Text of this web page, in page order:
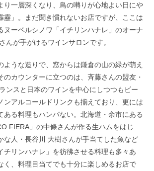
り一層深くなり、鳥の囀りが心地よい日にや
靂」。まだ聞き慣れないお店ですが、ここは
ヌーベルシノワ「イチリンハナレ」のオーナ
んが手がけるワインサロンです。
ような造りで、窓からは鎌倉の山の緑が萌え
のカウンターに立つのは、斉藤さんの盟友・
ンスと日本のワインを中心にしつつもビー
ンアルコールドリンクも揃えており、更には
ある料理もハンパない。北海道・余市にある
FIERA」の中條さんが作る生ハムをはじ
な人・長谷川 大樹さんが手当てした魚など
チリンハナレ」を彷彿させる料理も多々あ
く、料理目当てでも十分に楽しめるお店で